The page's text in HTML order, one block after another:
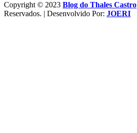
Copyright © 2023 Blog do Thales Castro
Reservados. | Desenvolvido Por: JOERI